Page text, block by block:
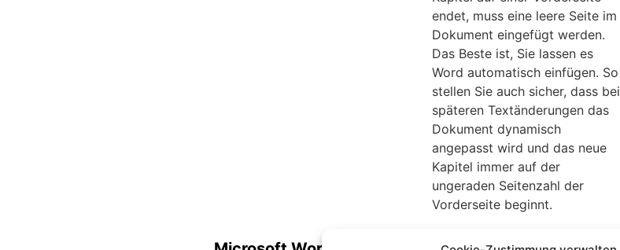
endet, muss eine leere Seite im
Dokument eingefügt werden.
Das Beste ist, Sie lassen es
Word automatisch einfügen. So
stellen Sie auch sicher, dass bei
späteren Textänderungen das
Dokument dynamisch
angepasst wird und das neue
Kapitel immer auf der
ungeraden Seitenzahl der
Vorderseite beginnt.